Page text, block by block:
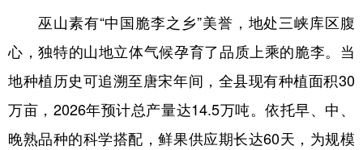
巫山素有“中国脆李之乡”美誉，地处三峡库区腹
心，独特的山地立体气候孕育了品质上乘的脆李。当
地种植历史可追溯至唐宋年间，全县现有种植面积30
万亩，2026年预计总产量达14.5万吨。依托早、中、
晚熟品种的科学搭配，鲜果供应期长达60天，为规模